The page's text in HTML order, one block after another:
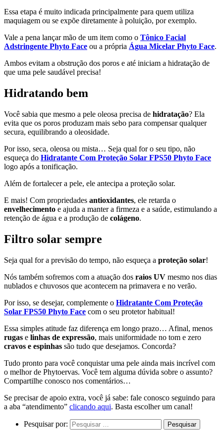
Essa etapa é muito indicada principalmente para quem utiliza
maquiagem ou se expõe diretamente à poluição, por exemplo.
Vale a pena lançar mão de um item como o Tônico Facial
Adstringente Phyto Face ou a própria Água Micelar Phyto Face.
Ambos evitam a obstrução dos poros e até iniciam a hidratação de
que uma pele saudável precisa!
Hidratando bem
Você sabia que mesmo a pele oleosa precisa de hidratação? Ela
evita que os poros produzam mais sebo para compensar qualquer
secura, equilibrando a oleosidade.
Por isso, seca, oleosa ou mista… Seja qual for o seu tipo, não
esqueça do Hidratante Com Proteção Solar FPS50 Phyto Face
logo após a tonificação.
Além de fortalecer a pele, ele antecipa a proteção solar.
E mais! Com propriedades antioxidantes, ele retarda o
envelhecimento e ajuda a manter a firmeza e a saúde, estimulando a
retenção de água e a produção de colágeno.
Filtro solar sempre
Seja qual for a previsão do tempo, não esqueça a proteção solar!
Nós também sofremos com a atuação dos raios UV mesmo nos dias
nublados e chuvosos que acontecem na primavera e no verão.
Por isso, se desejar, complemente o Hidratante Com Proteção
Solar FPS50 Phyto Face com o seu protetor habitual!
Essa simples atitude faz diferença em longo prazo… Afinal, menos
rugas e linhas de expressão, mais uniformidade no tom e zero
cravos e espinhas são tudo que desejamos. Concorda?
Tudo pronto para você conquistar uma pele ainda mais incrível com
o melhor de Phytoervas. Você tem alguma dúvida sobre o assunto?
Compartilhe conosco nos comentários…
Se precisar de apoio extra, você já sabe: fale conosco seguindo para
a aba “atendimento” clicando aqui. Basta escolher um canal!
Pesquisar por: